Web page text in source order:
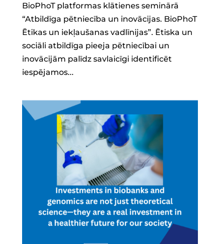
BioPhoT platformas klātienes seminārā
“Atbildīga pētniecība un inovācijas. BioPhoT
Ētikas un iekļaušanas vadlīnijas”. ​Ētiska un
sociāli atbildīga pieeja pētniecībai un
inovācijām palīdz savlaicīgi identificēt
iespējamos...